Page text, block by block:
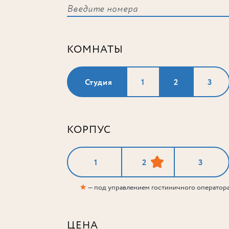
КОМНАТЫ
Студия 1 2 3
КОРПУС
1 2 3
★— под управлением гостиничного
ЦЕНА